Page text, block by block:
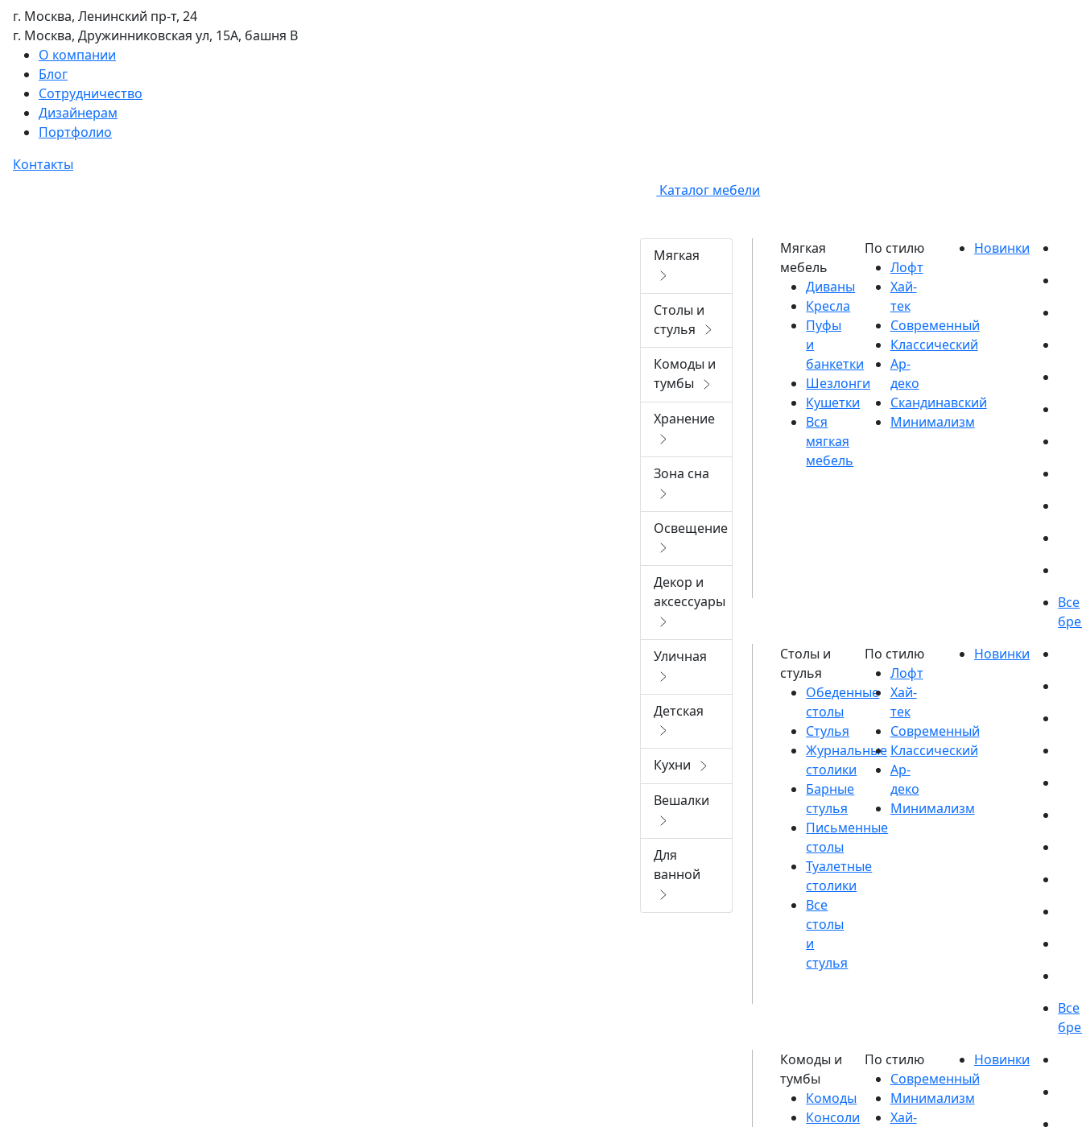
г. Москва, Ленинский пр-т, 24
г. Москва, Дружинниковская ул, 15А, башня В
О компании
Блог
Сотрудничество
Дизайнерам
Портфолио
Контакты
Каталог мебели
Мягкая
Столы и
стулья
Комоды и
тумбы
Хранение
Зона сна
Освещение
Декор и
аксессуары
Уличная
Детская
Кухни
Вешалки
Для
ванной
Диваны
Кресла
Пуфы
и
банкетки
Шезлонги
Кушетки
Обеденные
столы
Стулья
Журнальные
столики
Барные
стулья
Письменные
столы
Туалетные
столики
Комоды
Консоли